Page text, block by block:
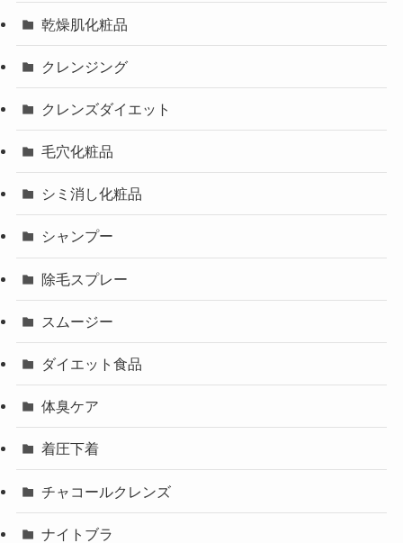
乾燥肌化粧品
クレンジング
クレンズダイエット
毛穴化粧品
シミ消し化粧品
シャンプー
除毛スプレー
スムージー
ダイエット食品
体臭ケア
着圧下着
チャコールクレンズ
ナイトブラ